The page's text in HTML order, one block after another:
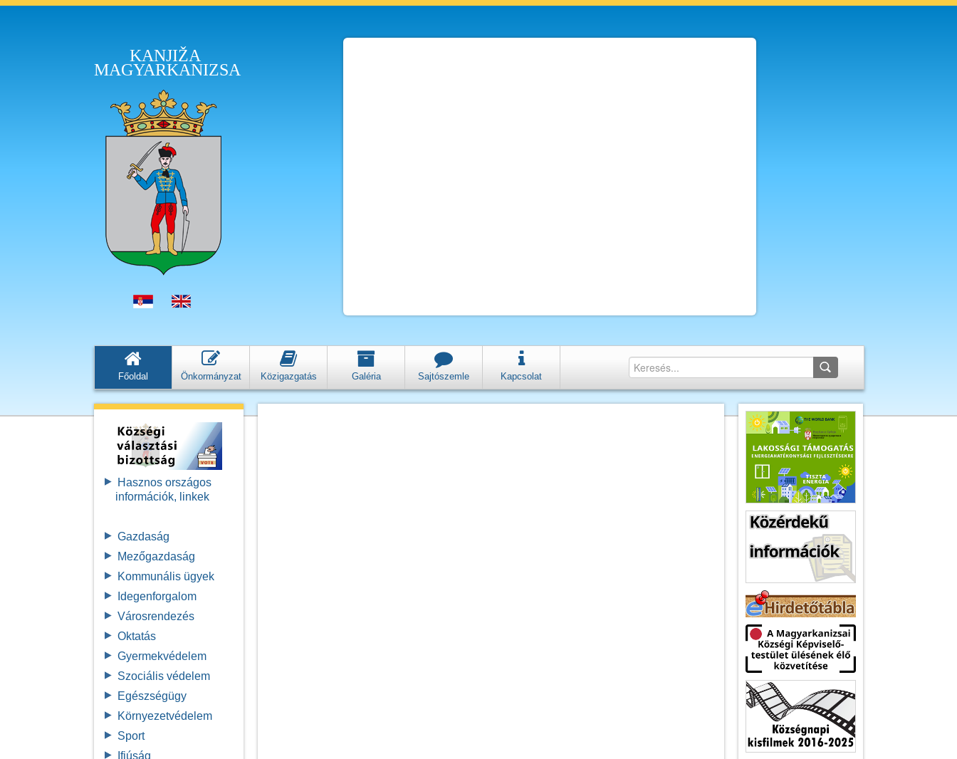
KANJIŽA
MAGYARKANIZSA
Főoldal Önkormányzat Közigazgatás Galéria Sajtószemle Kapcsolat
Hasznos országos
információk, linkek
Gazdaság
Mezőgazdaság
Kommunális ügyek
Idegenforgalom
Városrendezés
Oktatás
Gyermekvédelem
Szociális védelem
Egészségügy
Környezetvédelem
Sport
Ifjúság